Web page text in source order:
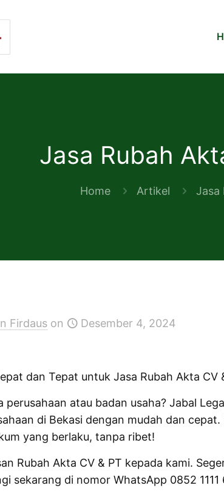
Jasa Rubah
Home Artikel Jasa
Firdaus on Desember 4, 2024
dan Tepat untuk Jasa Rubah Akta CV
perusahaan atau badan usaha? Jabal
di Bekasi dengan mudah dan
yang berlaku, tanpa ribet!
Rubah Akta CV & PT kepada kami.
sekarang di nomor WhatsApp 0852 1111